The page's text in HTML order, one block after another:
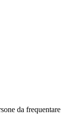
da frequentare